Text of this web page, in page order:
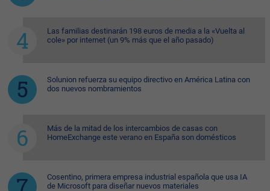
Las familias destinarán 198 euros de media a la «Vuelta al
cole» por internet (un 9% más que el año pasado)
Solunion refuerza su equipo directivo en América Latina con
dos nuevos nombramientos
Más de la mitad de los intercambios de casas con
HomeExchange este verano en España son domésticos
Cosentino, primera empresa industrial española que usa IA
de Microsoft para diseñar nuevos materiales